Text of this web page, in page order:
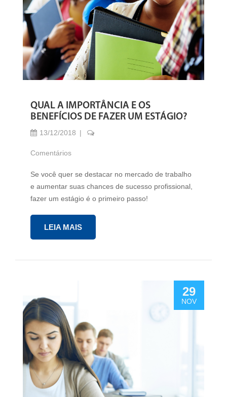
QUAL A IMPORTÂNCIA E OS
BENEFÍCIOS DE FAZER UM ESTÁGIO?
13/12/2018
Comentários
Se você quer se destacar no mercado de trabalho
e aumentar suas chances de sucesso profissional,
fazer um estágio é o primeiro passo!
LEIA MAIS
29
NOV